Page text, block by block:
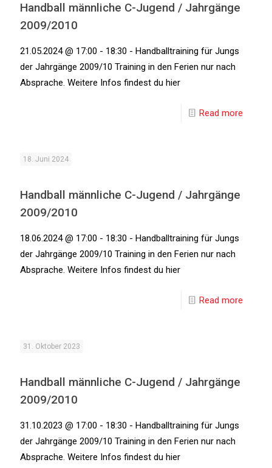
Handball männliche C-Jugend / Jahrgänge
2009/2010
21.05.2024 @ 17:00 - 18:30 - Handballtraining für Jungs
der Jahrgänge 2009/10 Training in den Ferien nur nach
Absprache. Weitere Infos findest du hier
Read more
18. Juni 2024
Handball männliche C-Jugend / Jahrgänge
2009/2010
18.06.2024 @ 17:00 - 18:30 - Handballtraining für Jungs
der Jahrgänge 2009/10 Training in den Ferien nur nach
Absprache. Weitere Infos findest du hier
Read more
31. Oktober 2023
Handball männliche C-Jugend / Jahrgänge
2009/2010
31.10.2023 @ 17:00 - 18:30 - Handballtraining für Jungs
der Jahrgänge 2009/10 Training in den Ferien nur nach
Absprache. Weitere Infos findest du hier